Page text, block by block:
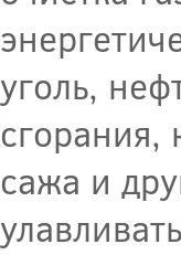
уголь,
сгорания,
сажа и